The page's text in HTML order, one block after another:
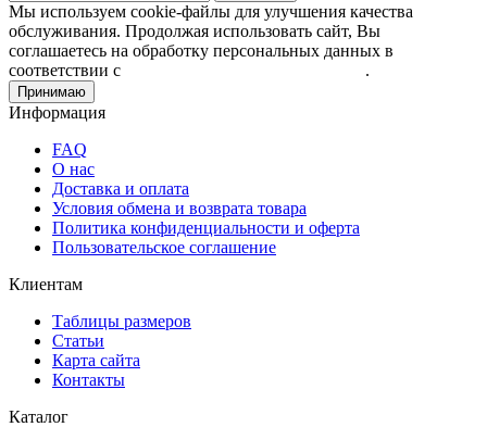
Мы используем cookie-файлы для улучшения качества
обслуживания. Продолжая использовать сайт, Вы
соглашаетесь на обработку персональных данных в
соответствии с
.
Принимаю
Информация
FAQ
О нас
Доставка и оплата
Условия обмена и возврата товара
Политика конфиденциальности и оферта
Пользовательское соглашение
Клиентам
Таблицы размеров
Статьи
Карта сайта
Контакты
Каталог